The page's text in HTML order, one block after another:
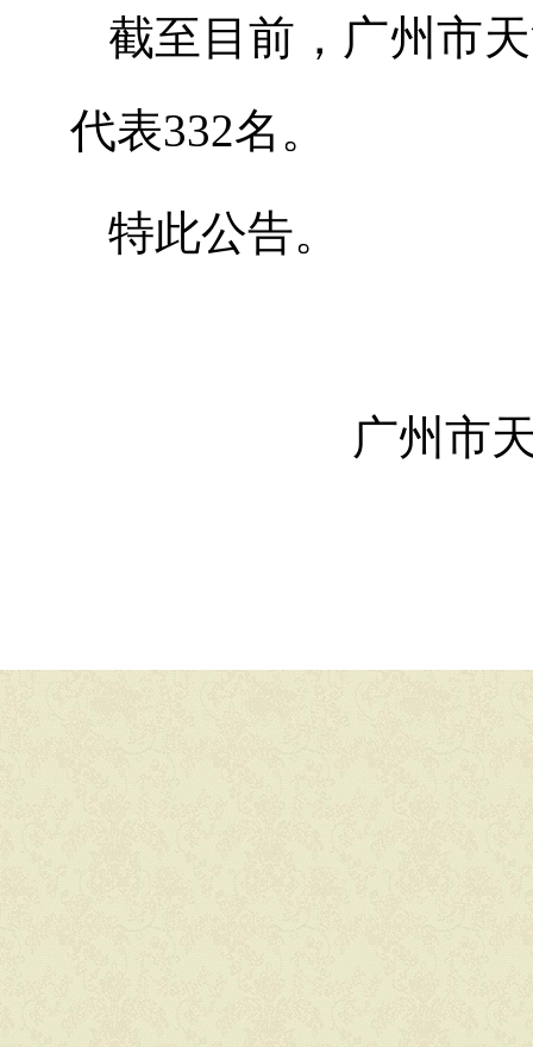
截至 目前，广州市
代表332名。
特此公告。
广州市